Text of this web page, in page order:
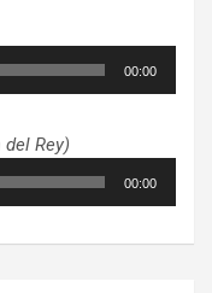
00:00
Rey)
00:00